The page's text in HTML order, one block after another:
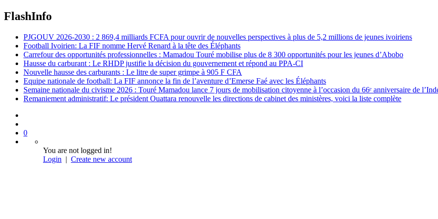
FlashInfo
PJGOUV 2026-2030 : 2 869,4 milliards FCFA pour ouvrir de nouvelles perspectives à plus de 5,2 millions de jeunes ivoiriens
Football Ivoirien: La FIF nomme Hervé Renard à la tête des Éléphants
Carrefour des opportunités professionnelles : Mamadou Touré mobilise plus de 8 300 opportunités pour les jeunes d’Abobo
Hausse du carburant : Le RHDP justifie la décision du gouvernement et répond au PPA-CI
Nouvelle hausse des carburants : Le litre de super grimpe à 905 F CFA
Equipe nationale de football: La FIF annonce la fin de l’aventure d’Emerse Faé avec les Éléphants
Semaine nationale du civisme 2026 : Touré Mamadou lance 7 jours de mobilisation citoyenne à l’occasion du 66ᵉ anniversaire de
Remaniement administratif: Le président Ouattara renouvelle les directions de cabinet des ministères, voici la liste complète
0
You are not logged in!
Login | Create new account